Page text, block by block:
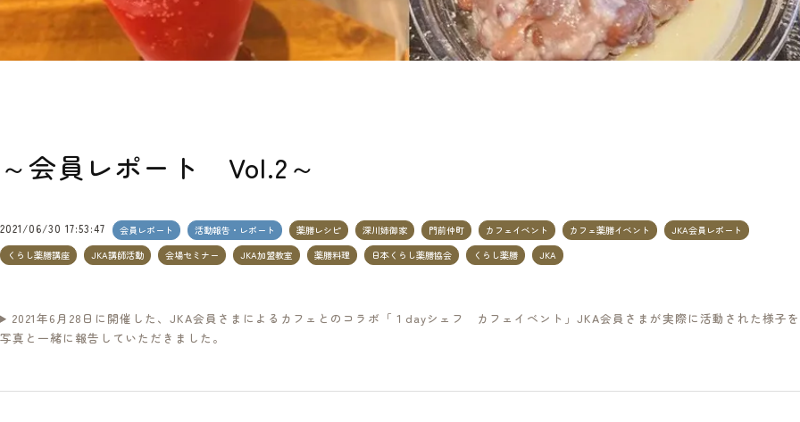
～会員レポート Vol.2～
2021/06/30 17:53:47 会員レポート 活動報告・レポート 薬膳レシピ 深川姉御家 門前仲町 カフェイベント カフェ薬膳イベント
JKA会員レポート
くらし薬膳講座
JKA講師活動 会場セミナー JKA加盟教室 薬膳料理 日本くらし薬膳協会 くらし薬膳 JKA
2021年6月28日に開催した、JKA会員さまによるカフェとのコラボ「１dayシェフ カフェイベント」JKA会員さまが実際に活動された様子
写真と一緒に報告していただきました。